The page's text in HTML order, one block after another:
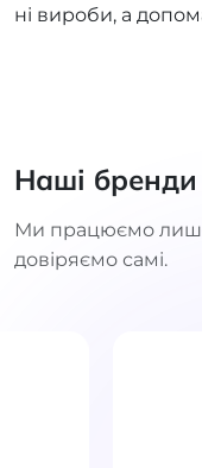
ні вироби, а
Наші бренди
Ми працюємо
довіряємо самі.